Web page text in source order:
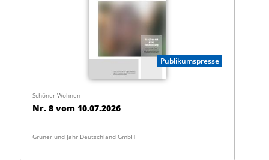
Publikumspresse
Schöner Wohnen
Nr. 8 vom 10.07.2026
Gruner und Jahr Deutschland GmbH